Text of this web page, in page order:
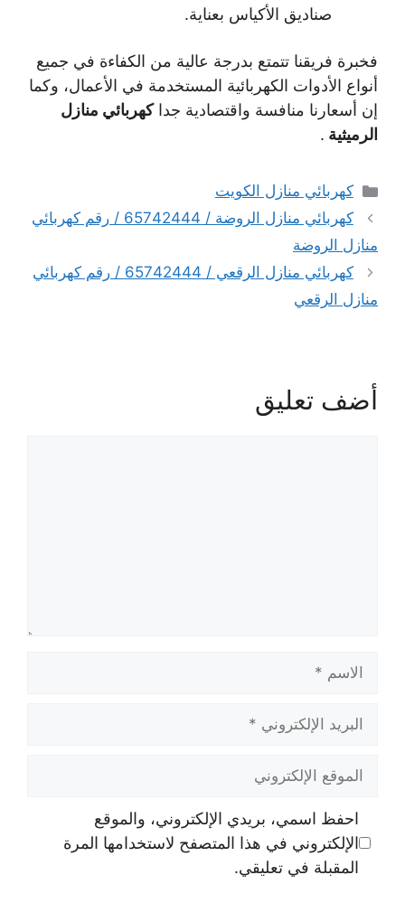
صناديق الأكياس بعناية.
فخبرة فريقنا تتمتع بدرجة عالية من الكفاءة في جميع
أنواع الأدوات الكهربائية المستخدمة في الأعمال، وكما
إن أسعارنا منافسة واقتصادية جداكهربائي منازل
الرميثية .
التصنيفات
كهربائي منازل الكويت
كهربائي منازل الروضة / 65742444 / رقم كهربائي
منازل الروضة
كهربائي منازل الرقعي / 65742444 / رقم كهربائي
منازل الرقعي
أضف تعليق
الاسم
البريد
الإلكتروني
الموقع
الإلكتروني
احفظ اسمي، بريدي الإلكتروني، والموقع
الإلكتروني في هذا المتصفح لاستخدامها المرة
المقبلة في تعليقي.